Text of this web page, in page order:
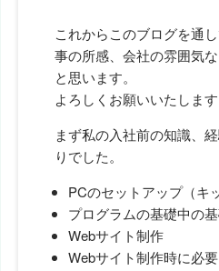
これからこのブログを通
事の所感、会社の雰囲気
と思います。
よろしくお願いいたします
まず私の入社前の知識、
りでした。
PCのセットアップ（キ
プログラムの基礎中の
Webサイト制作
Webサイト制作時に必